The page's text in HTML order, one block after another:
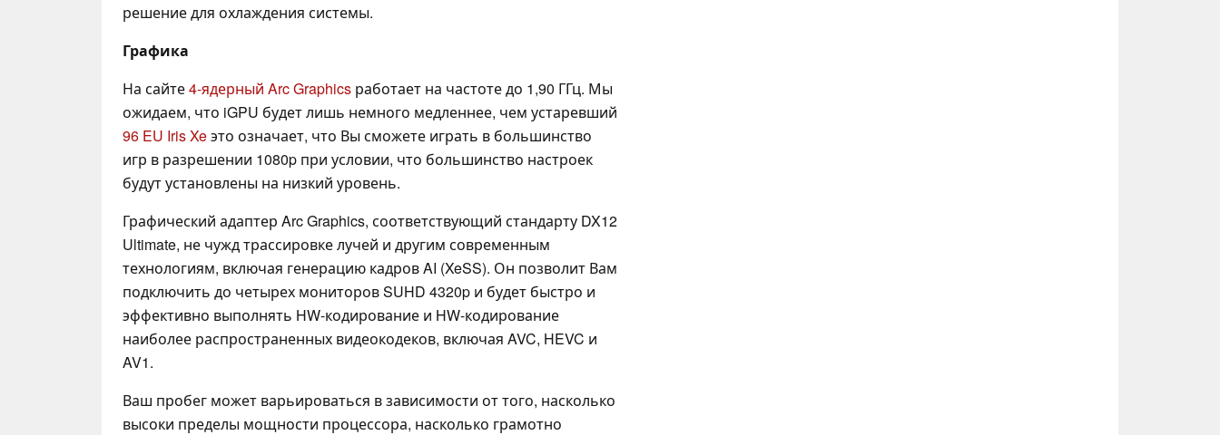
решение для охлаждения системы.
Графика
На сайте4-ядерный Arc Graphics работает на частоте до 1,90 ГГц. Мы
ожидаем, что iGPU будет лишь немного медленнее, чем устаревший
96 EU Iris Xeэто означает, что Вы сможете играть в большинство
игр в разрешении 1080p при условии, что большинство настроек
будут установлены на низкий уровень.
Графический адаптер Arc Graphics, соответствующий стандарту DX12
Ultimate, не чужд трассировке лучей и другим современным
технологиям, включая генерацию кадров AI (XeSS). Он позволит Вам
подключить до четырех мониторов SUHD 4320p и будет быстро и
эффективно выполнять HW-кодирование и HW-кодирование
наиболее распространенных видеокодеков, включая AVC, HEVC и
AV1.
Ваш пробег может варьироваться в зависимости от того, насколько
высоки пределы мощности процессора, насколько грамотно